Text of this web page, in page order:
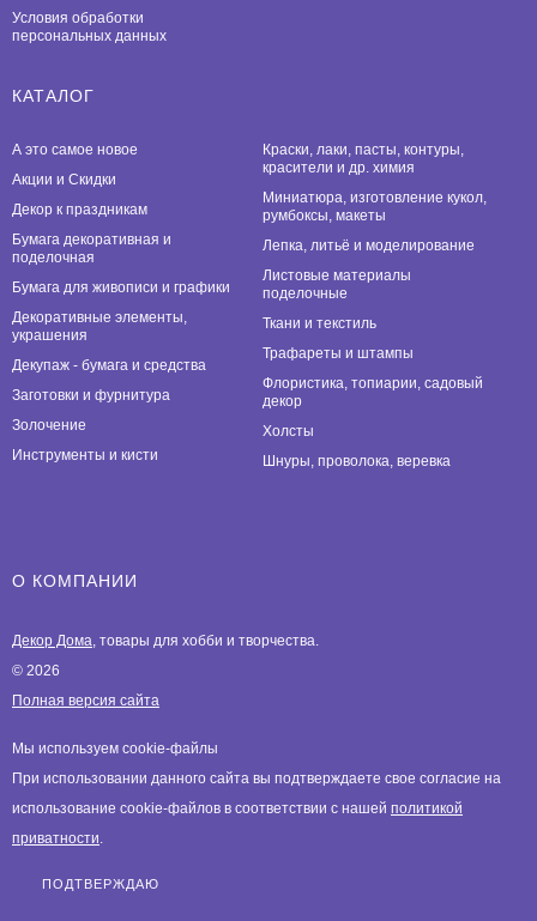
Условия обработки
персональных данных
КАТАЛОГ
А это самое новое
Акции и Скидки
Декор к праздникам
Бумага декоративная и
поделочная
Бумага для живописи и графики
Декоративные элементы,
украшения
Декупаж - бумага и средства
Заготовки и фурнитура
Золочение
Инструменты и кисти
Краски, лаки, пасты, контуры,
красители и др. химия
Миниатюра, изготовление кукол,
румбоксы, макеты
Лепка, литьё и моделирование
Листовые материалы
поделочные
Ткани и текстиль
Трафареты и штампы
Флористика, топиарии, садовый
декор
Холсты
Шнуры, проволока, веревка
О КОМПАНИИ
Декор Дома, товары для хобби и творчества.
© 2026
Полная версия сайта
Мы используем cookie-файлы
При использовании данного сайта вы подтверждаете свое согласие на
использование cookie-файлов в соответствии с нашей политикой
приватности.
ПОДТВЕРЖДАЮ